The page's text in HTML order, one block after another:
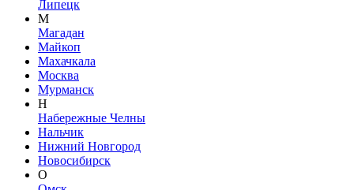
Липецк
М
Магадан
Майкоп
Махачкала
Москва
Мурманск
Н
Набережные Челны
Нальчик
Нижний Новгород
Новосибирск
О